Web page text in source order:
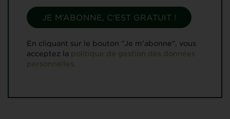
En cliquant sur le bouton "Je m'abonne", vous
acceptez la politique de gestion des données
personnelles.